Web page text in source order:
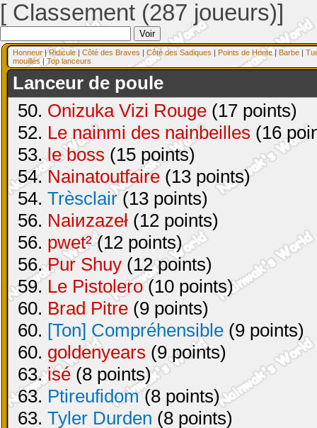
[ Classement (287 joueurs)]
Honneur|Ridicule | Côté des Braves | Côté des Sadiques | Points de Honte| Barbe |
mouillés| Top lanceurs
Lanceur de poule
50. Onizuka Vizi Rouge (17 points)
52. Le nainmi des nainbeilles (16
53.le boss (15 points)
54.Nainatoutfaire (13 points)
54. Trèsclair(13 points)
56. Naiиzazeł (12 points)
56. pwet²(12 points)
56.Pur Shuy (12 points)
59. Le Pistolero(10 points)
60. Brad Pitre (9 points)
60. [Ton] Compréhensible (9 points)
60. goldenyears (9 points)
63.isé (8 points)
63. Ptireufidom(8 points)
63. Tyler Durden (8 points)